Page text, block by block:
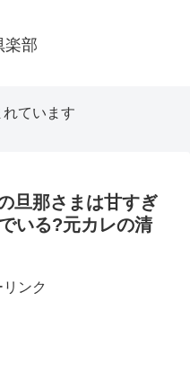
楽部
ています
旦那さまは甘すぎ
いる?元カレの清
ンク